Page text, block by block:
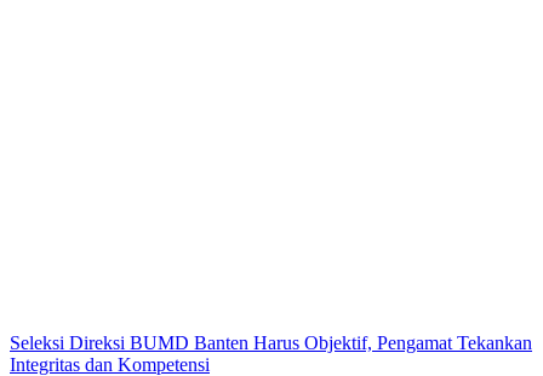
Seleksi Direksi BUMD Banten Harus Objektif, Pengamat Tekankan
Integritas dan Kompetensi